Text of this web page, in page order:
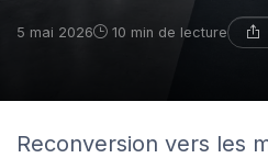
5 mai 2026 10 min de lecture
Reconversion vers les